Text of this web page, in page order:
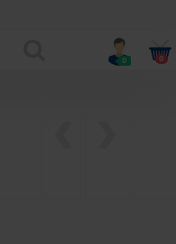
0 0